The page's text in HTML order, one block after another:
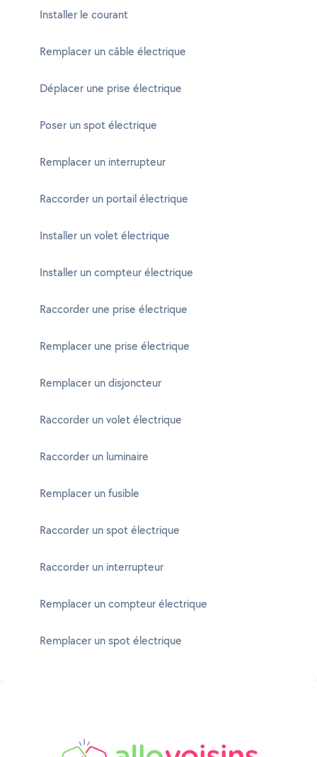
Installer le courant
Remplacer un câble électrique
Déplacer une prise électrique
Poser un spot électrique
Remplacer un interrupteur
Raccorder un portail électrique
Installer un volet électrique
Installer un compteur électrique
Raccorder une prise électrique
Remplacer une prise électrique
Remplacer un disjoncteur
Raccorder un volet électrique
Raccorder un luminaire
Remplacer un fusible
Raccorder un spot électrique
Raccorder un interrupteur
Remplacer un compteur électrique
Remplacer un spot électrique